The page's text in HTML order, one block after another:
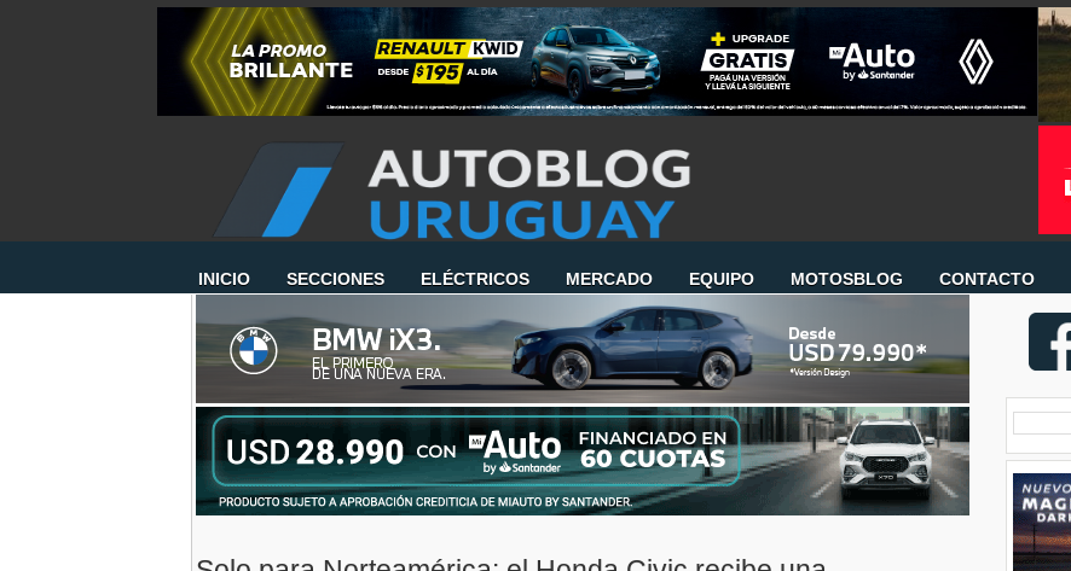
INICIO SECCIONES ELÉCTRICOS MERCADO EQUIPO MOTOSBLOG CONTACTO